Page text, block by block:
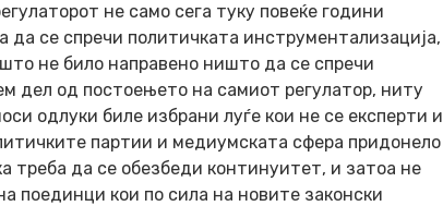
не само сега туку повеќе години
се спречи политичката инструментализација,
не било направено ништо да се спречи
дел од постоењето на самиот регулатор, ниту
одлуки биле избрани луѓе кои не се експерти и
партии и медиумската сфера придонело
треба да се обезбеди континуитет, и затоа не
поединци кои по сила на новите законски